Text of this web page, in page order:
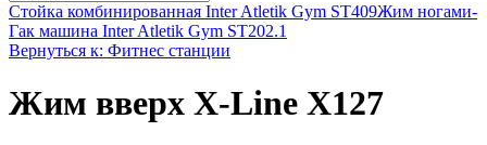
Стойка комбинированная Inter Atletik Gym ST409Жим ногами-
Гак машина Inter Atletik Gym ST202.1
Вернуться к: Фитнес станции
Жим вверх X-Line X127